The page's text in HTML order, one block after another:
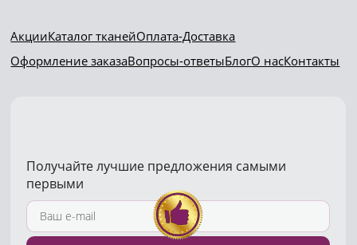
АкцииКаталог тканейОплата-Доставка
Оформление заказаВопросы-ответыБлогО насКонтакты
Получайте лучшие предложения самыми
первыми